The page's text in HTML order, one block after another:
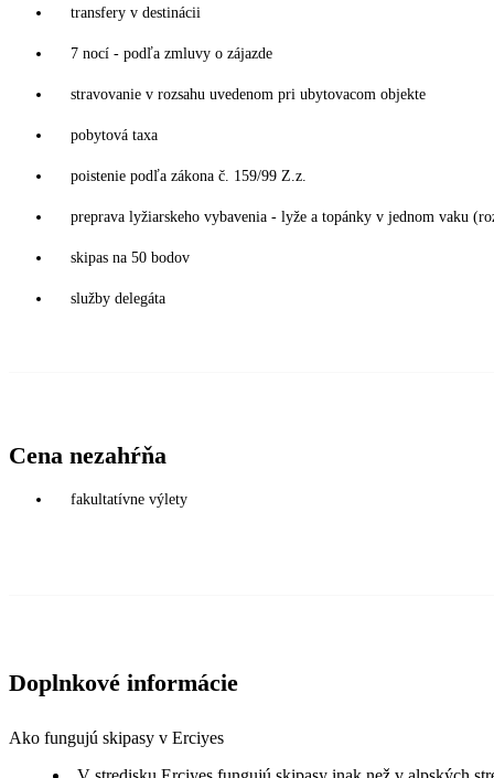
transfery v destinácii
7 nocí - podľa zmluvy o zájazde
stravovanie v rozsahu uvedenom pri ubytovacom objekte
pobytová taxa
poistenie podľa zákona č. 159/99 Z.z.
preprava lyžiarskeho vybavenia - lyže a topánky v jednom vaku
skipas na 50 bodov
služby delegáta
Cena nezahŕňa
fakultatívne výlety
Doplnkové informácie
Ako fungujú skipasy v Erciyes